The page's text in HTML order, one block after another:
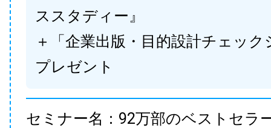
ススタディー』
＋「企業出版・目的設計チェック
プレゼント
セミナー名：92万部のベストセラ